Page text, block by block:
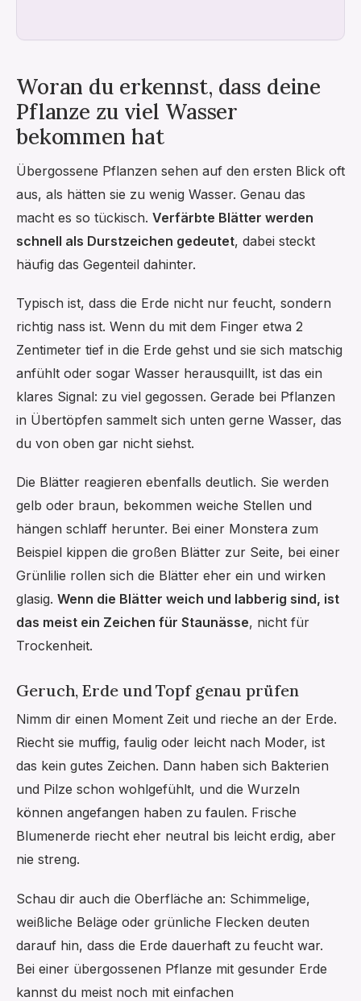
Woran du erkennst, dass deine
Pflanze zu viel Wasser
bekommen hat
Übergossene Pflanzen sehen auf den ersten Blick oft
aus, als hätten sie zu wenig Wasser. Genau das
macht es so tückisch. Verfärbte Blätter werden
schnell als Durstzeichen gedeutet, dabei steckt
häufig das Gegenteil dahinter.
Typisch ist, dass die Erde nicht nur feucht, sondern
richtig nass ist. Wenn du mit dem Finger etwa 2
Zentimeter tief in die Erde gehst und sie sich matschig
anfühlt oder sogar Wasser herausquillt, ist das ein
klares Signal: zu viel gegossen. Gerade bei Pflanzen
in Übertöpfen sammelt sich unten gerne Wasser, das
du von oben gar nicht siehst.
Die Blätter reagieren ebenfalls deutlich. Sie werden
gelb oder braun, bekommen weiche Stellen und
hängen schlaff herunter. Bei einer Monstera zum
Beispiel kippen die großen Blätter zur Seite, bei einer
Grünlilie rollen sich die Blätter eher ein und wirken
glasig. Wenn die Blätter weich und labberig sind, ist
das meist ein Zeichen für Staunässe, nicht für
Trockenheit.
Geruch, Erde und Topf genau prüfen
Nimm dir einen Moment Zeit und rieche an der Erde.
Riecht sie muffig, faulig oder leicht nach Moder, ist
das kein gutes Zeichen. Dann haben sich Bakterien
und Pilze schon wohlgefühlt, und die Wurzeln
können angefangen haben zu faulen. Frische
Blumenerde riecht eher neutral bis leicht erdig, aber
nie streng.
Schau dir auch die Oberfläche an: Schimmelige,
weißliche Beläge oder grünliche Flecken deuten
darauf hin, dass die Erde dauerhaft zu feucht war.
Bei einer übergossenen Pflanze mit gesunder Erde
kannst du meist noch mit einfachen